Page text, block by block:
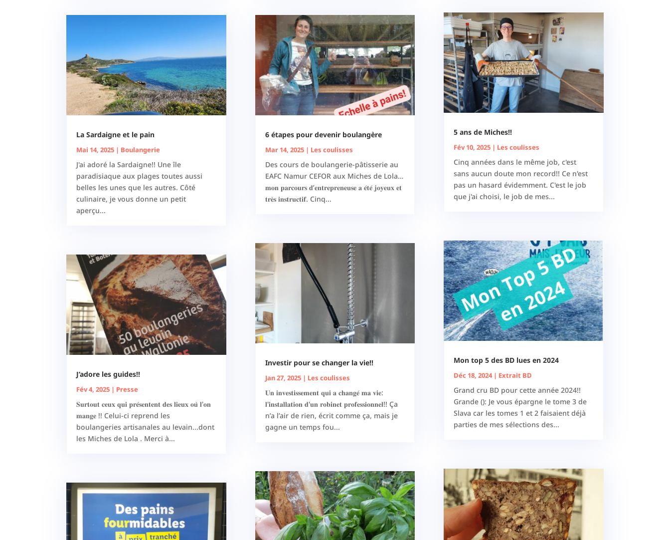
La Sardaigne et le pain
Mai 14, 2025 | Boulangerie
J'ai adoré la Sardaigne!! Une île
paradisiaque aux plages toutes aussi
belles les unes que les autres. Côté
culinaire, je vous donne un petit
aperçu...
J’adore les guides!!
Fév 4, 2025 | Presse
𝐒𝐮𝐫𝐭𝐨𝐮𝐭 𝐜𝐞𝐮𝐱 𝐪𝐮𝐢 𝐩𝐫𝐞́𝐬𝐞𝐧𝐭𝐞𝐧𝐭 𝐝𝐞𝐬 𝐥𝐢𝐞𝐮𝐱 𝐨𝐮̀ 𝐥'𝐨𝐧
𝐦𝐚𝐧𝐠𝐞 !! Celui-ci reprend les
boulangeries artisanales au levain...dont
les Miches de Lola . Merci à...
6 étapes pour devenir boulangère
Mar 14, 2025| Les coulisses
Des cours de boulangerie-pâtisserie au
EAFC Namur CEFOR aux Miches de Lola…
𝐦𝐨𝐧 𝐩𝐚𝐫𝐜𝐨𝐮𝐫𝐬 𝐝’𝐞𝐧𝐭𝐫𝐞𝐩𝐫𝐞𝐧𝐞𝐮𝐬𝐞 𝐚 𝐞́𝐭𝐞́ 𝐣𝐨𝐲𝐞𝐮𝐱 𝐞𝐭
𝐭𝐫𝐞̀𝐬 𝐢𝐧𝐬𝐭𝐫𝐮𝐜𝐭𝐢𝐟. Cinq...
Investir pour se changer la vie!!
Jan 27, 2025| Les coulisses
𝐔𝐧 𝐢𝐧𝐯𝐞𝐬𝐭𝐢𝐬𝐬𝐞𝐦𝐞𝐧𝐭 𝐪𝐮𝐢 𝐚 𝐜𝐡𝐚𝐧𝐠𝐞́ 𝐦𝐚 𝐯𝐢𝐞:
𝐥'𝐢𝐧𝐬𝐭𝐚𝐥𝐥𝐚𝐭𝐢𝐨𝐧 𝐝'𝐮𝐧 𝐫𝐨𝐛𝐢𝐧𝐞𝐭 𝐩𝐫𝐨𝐟𝐞𝐬𝐬𝐢𝐨𝐧𝐧𝐞𝐥!! Ça
n’a l’air de rien, écrit comme ça, mais je
gagne un temps fou...
5 ans de Miches!!
Fév 10, 2025| Les coulisses
Cinq années dans le même job, c'est
sans aucun doute mon record!! Ce n'est
pas un hasard évidemment. C'est le job
que j'ai choisi, le job de mes...
Mon top 5 des BD lues en 2024
Déc 18, 2024| Extrait BD
Grand cru BD pour cette année 2024!!
Grande (): Je vous épargne le tome 3 de
Slava car les tomes 1 et 2 faisaient déjà
parties de mes sélections des...